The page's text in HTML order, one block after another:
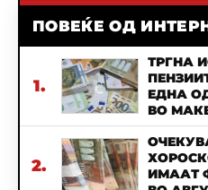
ПОВЕЌЕ ОД
1.
ТРГНА
ЕДНА
ВО
2.
ИМААТ